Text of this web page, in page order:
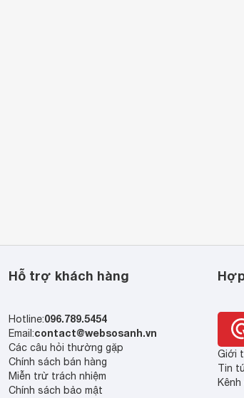
Hỗ trợ khách hàng
Hotline:096.789.5454
Email:contact@websosanh.vn
Các câu hỏi thường gặp
Chính sách bán hàng
Miễn trừ trách nhiệm
Chính sách bảo mật
Giới
Tin